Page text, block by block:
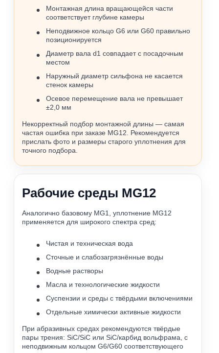
Монтажная длина вращающейся части
соответствует глубине камеры
Неподвижное кольцо G6 или G60 правильно
позиционируется
Диаметр вала d1 совпадает с посадочным
местом
Наружный диаметр сильфона не касается
стенок камеры
Осевое перемещение вала не превышает
±2,0 мм
Некорректный подбор монтажной длины — самая
частая ошибка при заказе MG12. Рекомендуется
прислать фото и размеры старого уплотнения для
точного подбора.
Рабочие среды MG12
Аналогично базовому MG1, уплотнение MG12
применяется для широкого спектра сред:
Чистая и техническая вода
Сточные и слабозагрязнённые воды
Водные растворы
Масла и технологические жидкости
Суспензии и среды с твёрдыми включениями
Отдельные химически активные жидкости
При абразивных средах рекомендуются твёрдые
пары трения: SiC/SiC или SiC/карбид вольфрама, с
неподвижным кольцом G6/G60 соответствующего